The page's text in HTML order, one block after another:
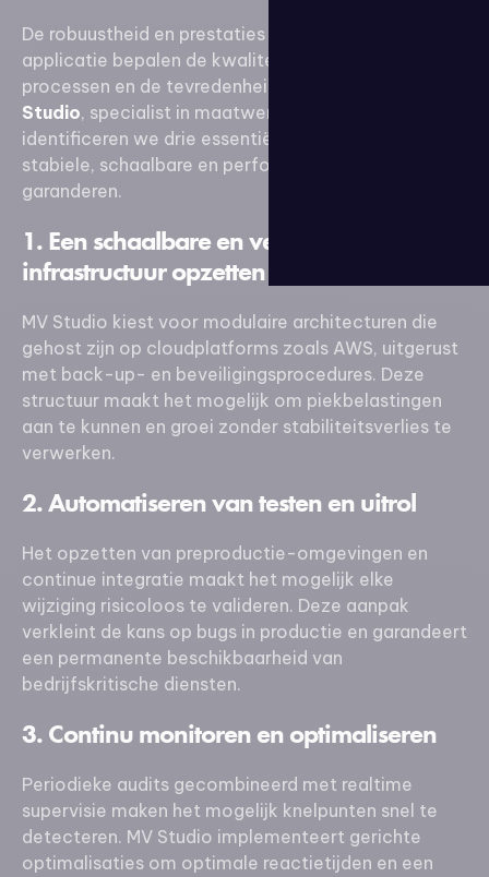
De robuustheid en prestaties van een zakelijke
applicatie bepalen de kwaliteit van interne
processen en de tevredenheid van gebruikers. Bij
Studio, specialist in maatwerkontwikkeling,
identificeren we drie essentiële hefbomen om een
stabiele, schaalbare en performante oplossing te
garanderen.
1. Een schaalbare en veilige technische
infrastructuur opzetten
MV Studio kiest voor modulaire architecturen die
gehost zijn op cloudplatforms zoals AWS, uitgerust
met back-up- en beveiligingsprocedures. Deze
structuur maakt het mogelijk om piekbelastingen
aan te kunnen en groei zonder stabiliteitsverlies te
verwerken.
2. Automatiseren van testen en uitrol
Het opzetten van preproductie-omgevingen en
continue integratie maakt het mogelijk elke
wijziging risicoloos te valideren. Deze aanpak
verkleint de kans op bugs in productie en garandeert
een permanente beschikbaarheid van
bedrijfskritische diensten.
3. Continu monitoren en optimaliseren
Periodieke audits gecombineerd met realtime
supervisie maken het mogelijk knelpunten snel te
detecteren. MV Studio implementeert gerichte
optimalisaties om optimale reactietijden en een